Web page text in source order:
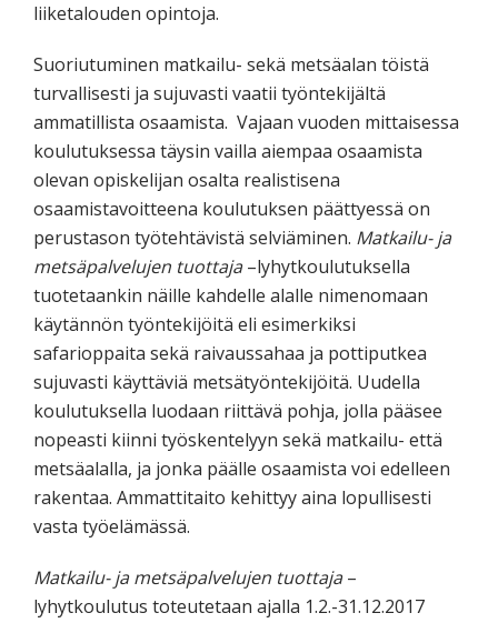
liiketalouden opintoja.
Suoriutuminen matkailu- sekä metsäalan töistä
turvallisesti ja sujuvasti vaatii työntekijältä
ammatillista osaamista. Vajaan vuoden mittaisessa
koulutuksessa täysin vailla aiempaa osaamista
olevan opiskelijan osalta realistisena
osaamistavoitteena koulutuksen päättyessä on
perustason työtehtävistä selviäminen. Matkailu- ja
metsäpalvelujen tuottaja–lyhytkoulutuksella
tuotetaankin näille kahdelle alalle nimenomaan
käytännön työntekijöitä eli esimerkiksi
safarioppaita sekä raivaussahaa ja pottiputkea
sujuvasti käyttäviä metsätyöntekijöitä. Uudella
koulutuksella luodaan riittävä pohja, jolla pääsee
nopeasti kiinni työskentelyyn sekä matkailu- että
metsäalalla, ja jonka päälle osaamista voi edelleen
rakentaa. Ammattitaito kehittyy aina lopullisesti
vasta työelämässä.
Matkailu- ja metsäpalvelujen tuottaja–
lyhytkoulutus toteutetaan ajalla 1.2.-31.12.2017